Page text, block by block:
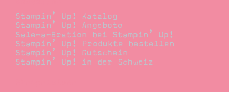
Stampin’ Up! Katalog
Stampin’ Up! Angebote
Sale-a-Bration bei Stampin’ Up!
Stampin’ Up! Produkte bestellen
Stampin’ Up! Gutschein
Stampin’ Up! in der Schweiz